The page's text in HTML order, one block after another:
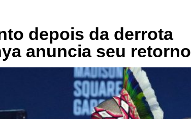
depois da derrota
anuncia seu retorno